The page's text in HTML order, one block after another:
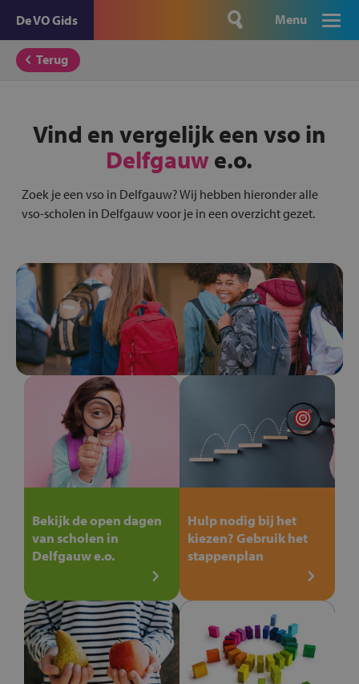
De VO Gids Menu
Terug
Vind en vergelijk een vso in
Delfgauwe.o.
Zoek je een vso in Delfgauw? Wij hebben hieronder alle
vso-scholen in Delfgauw voor je in een overzicht gezet.
Bekijk de open dagen
van scholen in
Delfgauw e.o.
Hulp nodig bij het
kiezen? Gebruik het
stappenplan